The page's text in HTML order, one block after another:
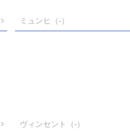
ミュンヒ （-）
ヴィンセント （-）